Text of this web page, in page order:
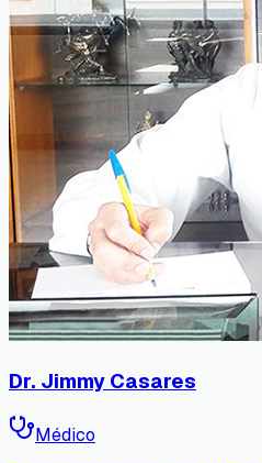
Dr. Jimmy Casares
Médico